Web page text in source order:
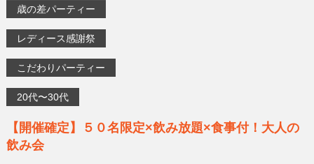
歳の差パーティー
レディース感謝祭
こだわりパーティー
20代〜30代
【開催確定】５０名限定×飲み放題×食事付！大人の
飲み会